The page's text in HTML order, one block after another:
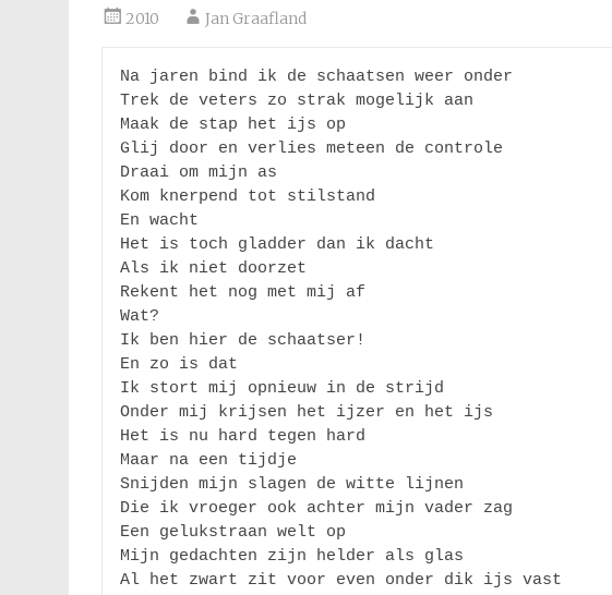
2010 Jan Graafland
Na jaren bind ik de schaatsen weer onder
Trek de veters zo strak mogelijk aan
Maak de stap het ijs op
Glij door en verlies meteen de controle
Draai om mijn as
Kom knerpend tot stilstand
En wacht
Het is toch gladder dan ik dacht
Als ik niet doorzet
Rekent het nog met mij af
Wat?
Ik ben hier de schaatser!
En zo is dat
Ik stort mij opnieuw in de strijd
Onder mij krijsen het ijzer en het ijs
Het is nu hard tegen hard
Maar na een tijdje
Snijden mijn slagen de witte lijnen
Die ik vroeger ook achter mijn vader zag
Een gelukstraan welt op
Mijn gedachten zijn helder als glas
Al het zwart zit voor even onder dik ijs vast